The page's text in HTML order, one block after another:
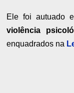
Ele foi autuado
violência
enquadrados na